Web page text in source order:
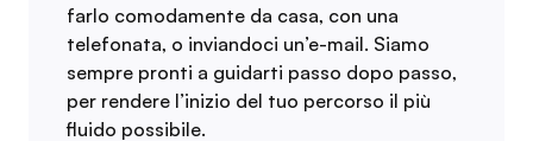
farlo comodamente da casa, con una
telefonata, o inviandoci un’e-mail. Siamo
sempre pronti a guidarti passo dopo passo,
per rendere l’inizio del tuo percorso il più
fluido possibile.